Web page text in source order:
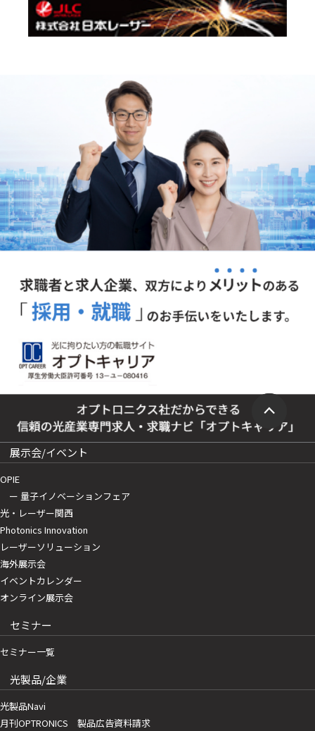
展示会/イベント
OPIE
ー 量子イノベーションフェア
光・レーザー関西
Photonics Innovation
レーザーソリューション
海外展示会
イベントカレンダー
オンライン展示会
セミナー
セミナー一覧
光製品/企業
光製品Navi
月刊OPTRONICS 製品広告資料請求